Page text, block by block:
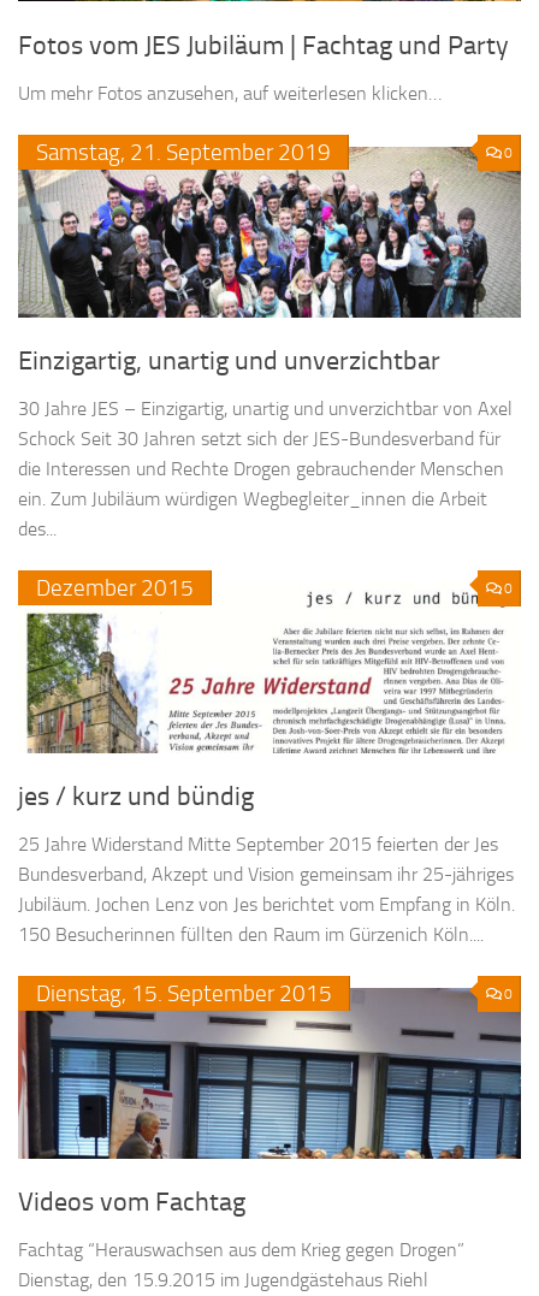
Fotos vom JES Jubiläum | Fachtag und Party
Um mehr Fotos anzusehen, auf weiterlesen klicken…
0
Samstag, 21. September 2019
Einzigartig, unartig und unverzichtbar
30 Jahre JES – Einzigartig, unartig und unverzichtbar von Axel
Schock Seit 30 Jahren setzt sich der JES-Bundesverband für
die Interessen und Rechte Drogen gebrauchender Menschen
ein. Zum Jubiläum würdigen Wegbegleiter_innen die Arbeit
des...
0
Dezember 2015
jes / kurz und bündig
25 Jahre Widerstand Mitte September 2015 feierten der Jes
Bundesverband, Akzept und Vision gemeinsam ihr 25-jähriges
Jubiläum. Jochen Lenz von Jes berichtet vom Empfang in Köln.
150 Besucherinnen füllten den Raum im Gürzenich Köln....
0
Dienstag, 15. September 2015
Videos vom Fachtag
Fachtag “Herauswachsen aus dem Krieg gegen Drogen”
Dienstag, den 15.9.2015 im Jugendgästehaus Riehl